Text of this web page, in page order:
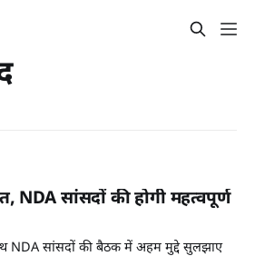
सांसदों की होगी महत्वपूर्ण
NDA सांसदों की बैठक में अहम मुद्दे सुलझाए